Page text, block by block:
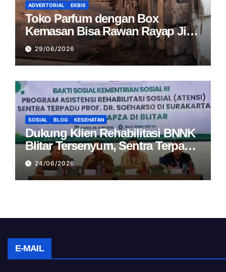
ADVERTORIAL EKBIS
Toko Parfum dengan Box
Kemasan Bisa Rawan Rayap Jika
Area Penyimpanan Lembap
29/06/2026
SOSIAL BLOG KESEHATAN
Dukung Klien Rehabilitasi BNNK
Blitar Tersenyum, Sentra Terpadu
Soeharso Salurkan Atensi
24/06/2026
E-MAIL